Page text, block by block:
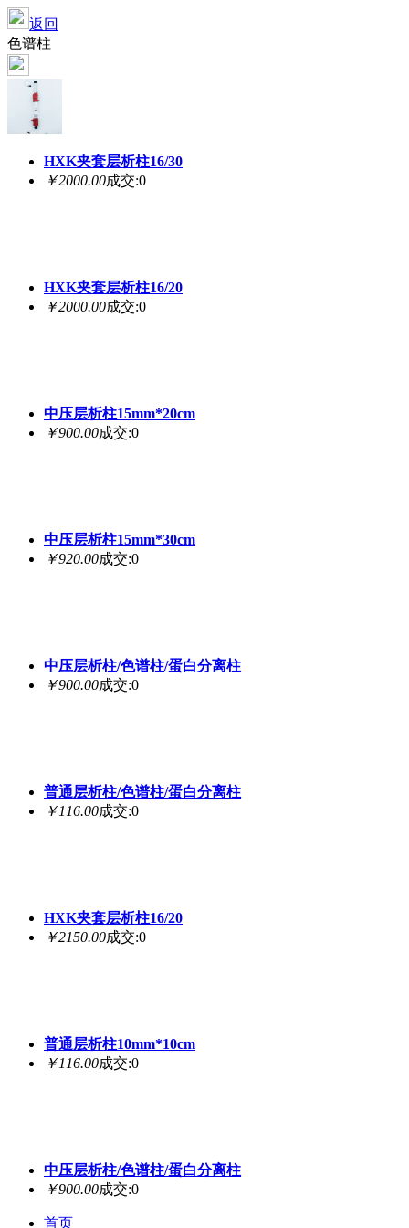
返回
色谱柱
HXK夹套层析柱16/30
￥2000.00成交:0
HXK夹套层析柱16/20
￥2000.00成交:0
中压层析柱15mm*20cm
￥900.00成交:0
中压层析柱15mm*30cm
￥920.00成交:0
中压层析柱/色谱柱/蛋白分离柱
￥900.00成交:0
普通层析柱/色谱柱/蛋白分离柱
￥116.00成交:0
HXK夹套层析柱16/20
￥2150.00成交:0
普通层析柱10mm*10cm
￥116.00成交:0
中压层析柱/色谱柱/蛋白分离柱
￥900.00成交:0
首页